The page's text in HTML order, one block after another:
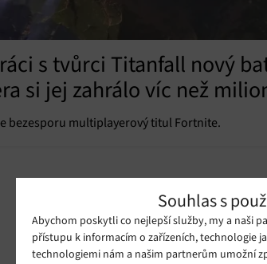
Souhlas s
Abychom poskytli co nejlepší služby, my a naši
přístupu k informacím o zařízeních, technologie
technologiemi nám a našim partnerům umožní
s tvůrci Titanfall nový
si jej zahrálo víc než
bezesporu multiplayerový titul Fortnite.